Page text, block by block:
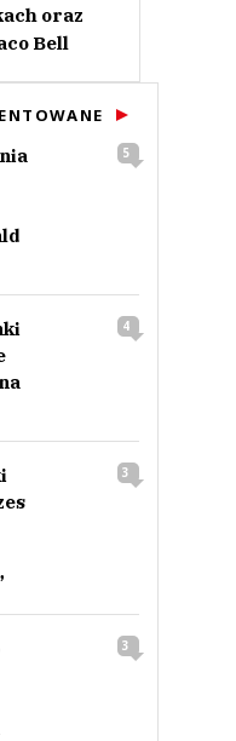
oraz
Bell
5
4
3
3